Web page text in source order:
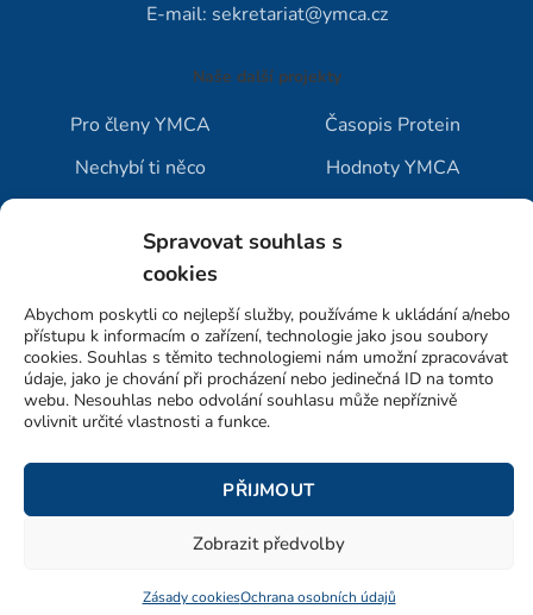
Spravovat souhlas s
cookies
Abychom poskytli co nejlepší služby, používáme k ukládání a/nebo
přístupu k informacím o zařízení, technologie jako jsou soubory
cookies. Souhlas s těmito technologiemi nám umožní zpracovávat
údaje, jako je chování při procházení nebo jedinečná ID na tomto
webu. Nesouhlas nebo odvolání souhlasu může nepříznivě
ovlivnit určité vlastnosti a funkce.
PŘIJMOUT
Zobrazit předvolby
Zásady cookiesOchrana osobních údajů
E-mail: sekretariat@ymca.cz
Naše další projekty
Pro členy YMCA
Nechybí ti něco
Časopis Protein
Hodnoty YMCA
Ochrana osobních údajů
Zásady cookies
Web: Tomáš Kořínek